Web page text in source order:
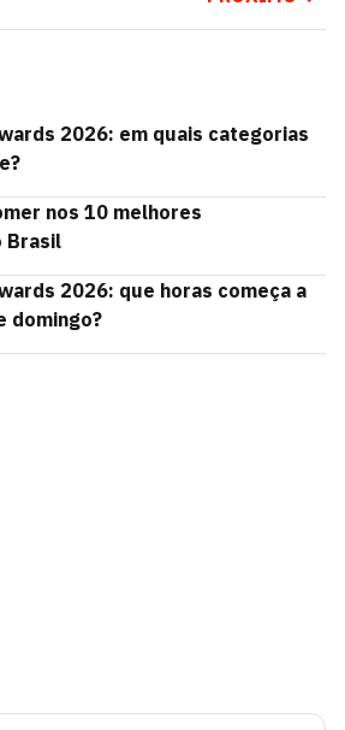
2026: em quais categorias
nos 10 melhores
Brasil
2026: que horas começa a
domingo?